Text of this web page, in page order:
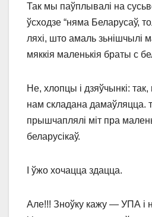
Так мы паўплывалі на
ўсходзе “няма Беларусаў,
ляхі, што амаль зьнішчылі
мяккія маленькія браты с
Не, хлопцы і дзяўчынкі:
нам складана дамаўляцца.
прышчаплялі міт пра
беларусікаў.
І ўжо хочацца здацца.
Але!!! Зноўку кажу — УПА і